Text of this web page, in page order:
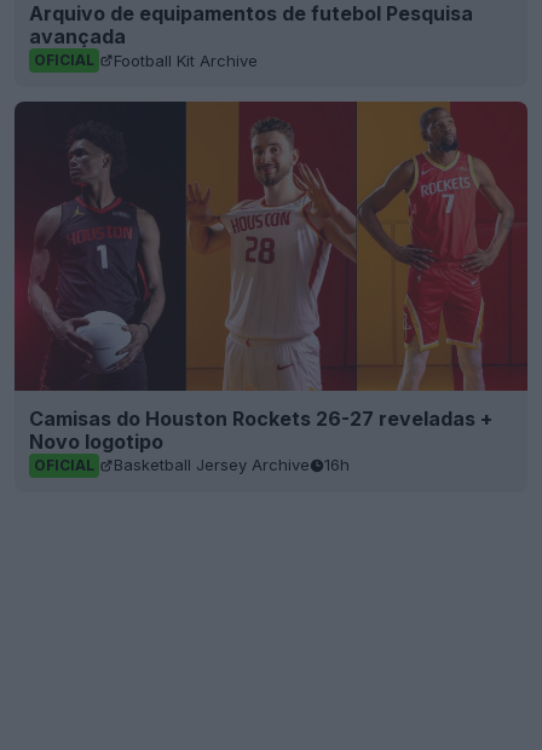
Arquivo de equipamentos de futebol Pesquisa
avançada
OFICIAL Football Kit Archive
Camisas do Houston Rockets 26-27 reveladas +
Novo logotipo
OFICIAL Basketball Jersey Archive 16h